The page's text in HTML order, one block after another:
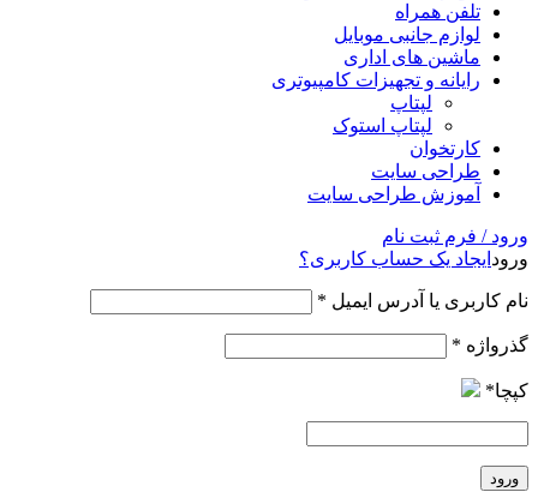
تلفن همراه
لوازم جانبی موبایل
ماشین های اداری
رایانه و تجهیزات کامپیوتری
لپتاپ
لپتاپ استوک
کارتخوان
طراحی سایت
آموزش طراحی سایت
ورود / فرم ثبت نام
ورود ایجاد یک حساب کاربری؟
نام کاربری یا آدرس ایمیل *
گذرواژه *
کپچا*
ورود